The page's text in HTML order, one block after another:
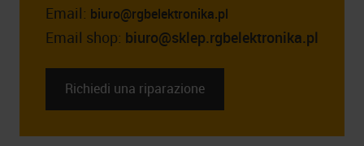
Email: biuro@rgbelektronika.pl
Email shop: biuro@sklep.rgbelektronika.pl
Richiedi una riparazione